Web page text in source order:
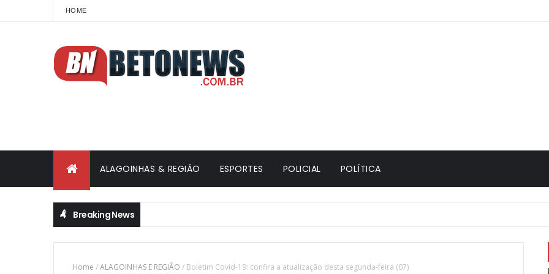
HOME
ALAGOINHAS & REGIÃO ESPORTES POLICIAL POLÍTICA
Breaking News
Home /ALAGOINHAS E REGIÃO / Boletim Covid-19: confira a atualização desta segunda-feira (07)